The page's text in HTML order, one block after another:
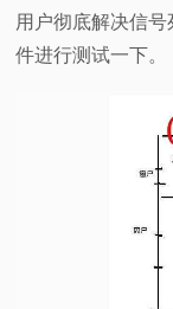
用户彻底解决信
件进行测试一下。